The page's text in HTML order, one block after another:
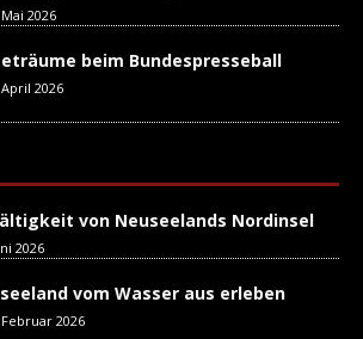
2026
beim Bundespresseball
2026
von Neuseelands Nordinsel
2026
vom Wasser aus erleben
2026